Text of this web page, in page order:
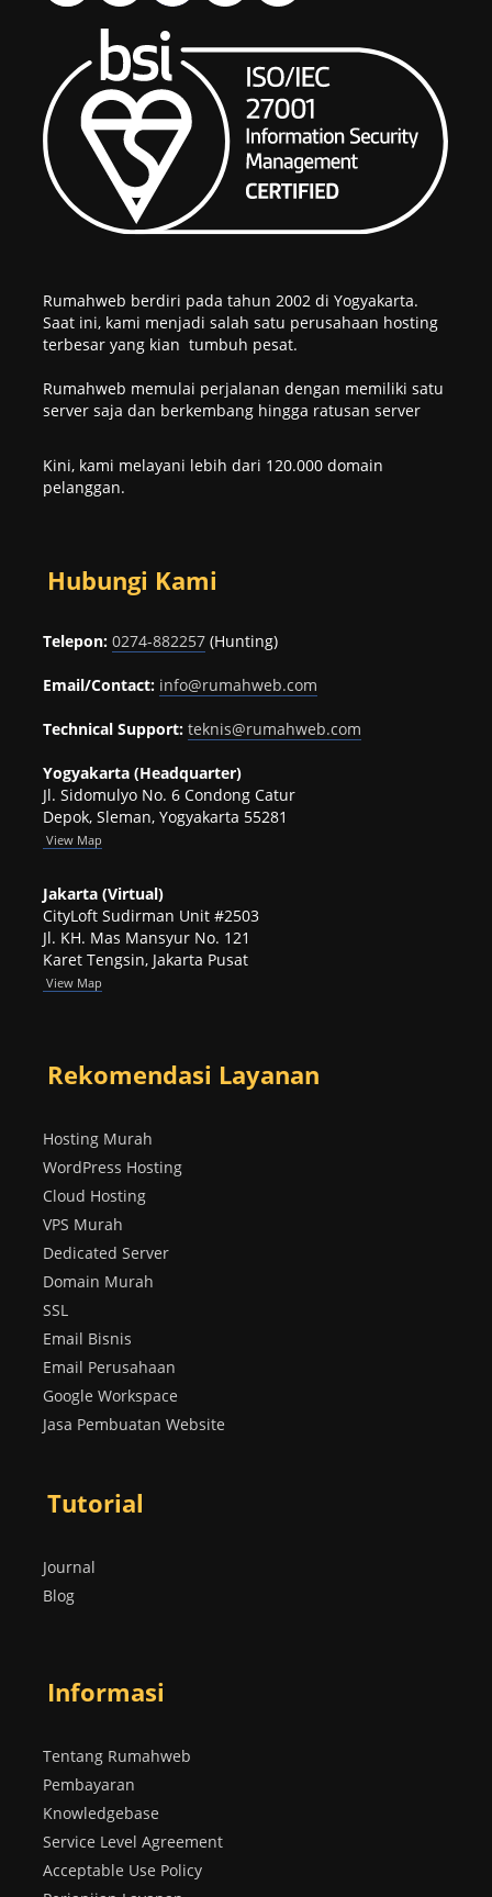
Rumahweb berdiri pada tahun 2002 di Yogyakarta.
Saat ini, kami menjadi salah satu perusahaan hosting
terbesar yang kian tumbuh pesat.
Rumahweb memulai perjalanan dengan memiliki satu
server saja dan berkembang hingga ratusan server
Kini, kami melayani lebih dari 120.000 domain
pelanggan.
Hubungi Kami
Telepon: 0274-882257 (Hunting)
Email/Contact: info@rumahweb.com
Technical Support: teknis@rumahweb.com
Yogyakarta (Headquarter)
Jl. Sidomulyo No. 6 Condong Catur
Depok, Sleman, Yogyakarta 55281
View Map
Jakarta (Virtual)
CityLoft Sudirman Unit #2503
Jl. KH. Mas Mansyur No. 121
Karet Tengsin, Jakarta Pusat
View Map
Rekomendasi Layanan
Hosting Murah
WordPress Hosting
Cloud Hosting
VPS Murah
Dedicated Server
Domain Murah
SSL
Email Bisnis
Email Perusahaan
Google Workspace
Jasa Pembuatan Website
Tutorial
Journal
Blog
Informasi
Tentang Rumahweb
Pembayaran
Knowledgebase
Service Level Agreement
Acceptable Use Policy